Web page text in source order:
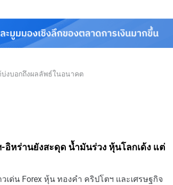
งบอกถึงผลลัพธ์ในอนาคต
อิหร่านยังสะดุด น้ำมันร่วง หุ้นโลกเด้ง แต่
เด่น Forex หุ้น ทองคำ คริปโตฯ และเศรษฐกิจ